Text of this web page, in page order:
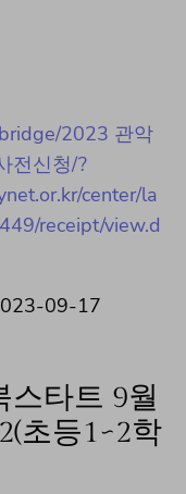
2023 관악
전신청/?
center/la
receipt/view.d
09-17
스타트 9월
초등1~2학